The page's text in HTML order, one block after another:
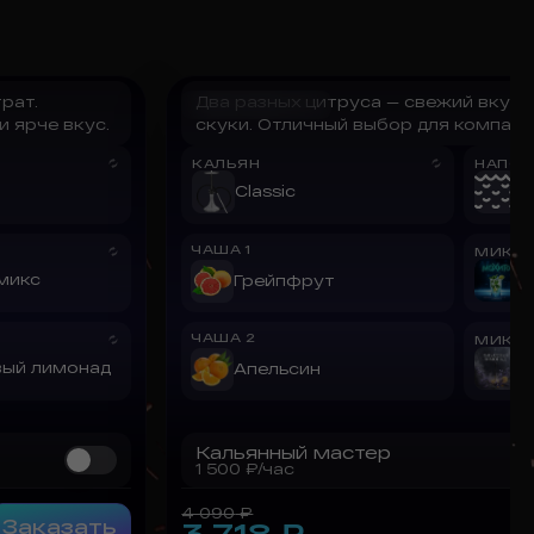
ярче вкус.
лимонад
Заказать
Цитрусовый
Два разных цитруса — свежий вкус
скуки. Отличный выбор для
КАЛЬЯН
Classic
ЧАША 1
Грейпфрут
МИКС
ЧАША 2
Апельсин
МИКС
Кальянный мастер
1 500 ₽/час
4 090₽